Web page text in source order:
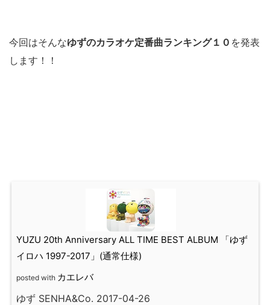
今回はそんなゆずのカラオケ定番曲ランキング１０ を発表
します！！
YUZU 20th Anniversary ALL TIME BEST ALBUM 「ゆず
イロハ 1997-2017」(通常仕様)
posted with カエレバ
ゆず SENHA&Co. 2017-04-26